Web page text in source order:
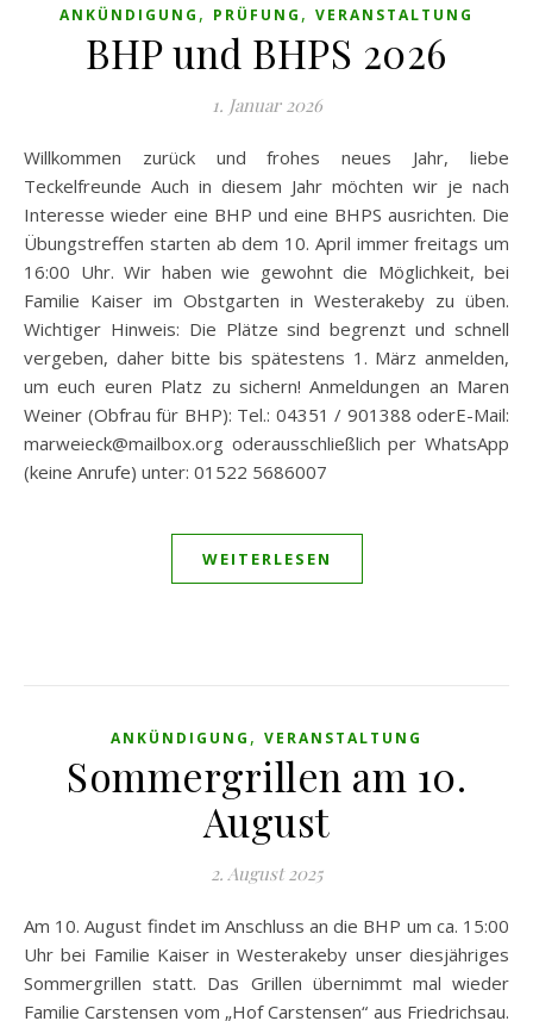
ANKÜNDIGUNG , PRÜFUNG , VERANSTALTUNG
BHP und BHPS 2026
1. Januar 2026
Willkommen zurück und frohes neues Jahr, liebe
Teckelfreunde Auch in diesem Jahr möchten wir je nach
Interesse wieder eine BHP und eine BHPS ausrichten. Die
Übungstreffen starten ab dem 10. April immer freitags um
16:00 Uhr. Wir haben wie gewohnt die Möglichkeit, bei
Familie Kaiser im Obstgarten in Westerakeby zu üben.
Wichtiger Hinweis: Die Plätze sind begrenzt und schnell
vergeben, daher bitte bis spätestens 1. März anmelden,
um euch euren Platz zu sichern! Anmeldungen an Maren
Weiner (Obfrau für BHP): Tel.: 04351 / 901388 oderE-Mail:
marweieck@mailbox.org oderausschließlich per WhatsApp
(keine Anrufe) unter: 01522 5686007
WEITERLESEN
ANKÜNDIGUNG , VERANSTALTUNG
Sommergrillen am 10.
August
2. August 2025
Am 10. August findet im Anschluss an die BHP um ca. 15:00
Uhr bei Familie Kaiser in Westerakeby unser diesjähriges
Sommergrillen statt. Das Grillen übernimmt mal wieder
Familie Carstensen vom „Hof Carstensen“ aus Friedrichsau.